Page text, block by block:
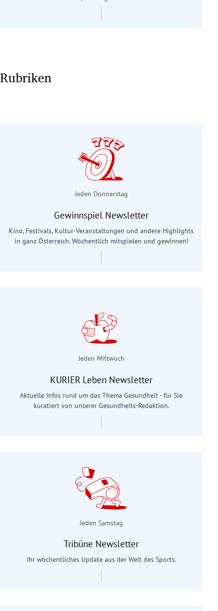
Rubriken
Jeden Donnerstag
Gewinnspiel Newsletter
Kino, Festivals, Kultur-Veranstaltungen und andere Highlights
in ganz Österreich. Wöchentlich mitspielen und gewinnen!
Jeden Mittwoch
KURIER Leben Newsletter
Aktuelle Infos rund um das Thema Gesundheit - für Sie
kuratiert von unserer Gesundheits-Redaktion.
Jeden Samstag
Tribüne Newsletter
Ihr wöchentliches Update aus der Welt des Sports.